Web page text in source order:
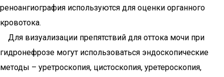
реноангиография используются для оценки органного
кровотока.
Для визуализации препятствий для оттока мочи при
гидронефрозе могут использоваться эндоскопические
методы – уретроскопия, цистоскопия, уретероскопия,